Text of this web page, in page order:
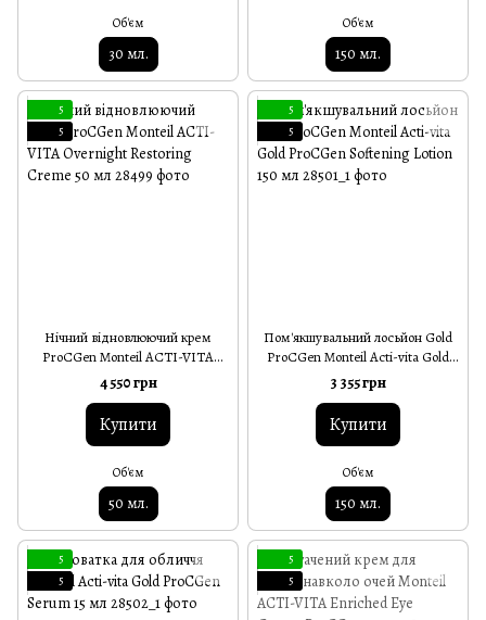
Об'єм
30 мл.
Об'єм
150 мл.
5
5
Нічний відновлюючий крем
ProCGen Monteil ACTI-VITA
Overnight Restoring Creme 50 мл
4 550 грн
Купити
Об'єм
50 мл.
5
5
Пом'якшувальний лосьйон Gold
ProCGen Monteil Acti-vita Gold
ProCGen Softening Lotion 150 мл
3 355 грн
Купити
Об'єм
150 мл.
5
5
5
5